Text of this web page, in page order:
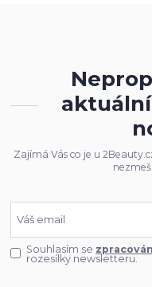
Zajímá Vás co je u
Souhlasím se
rozesílky newsletteru.